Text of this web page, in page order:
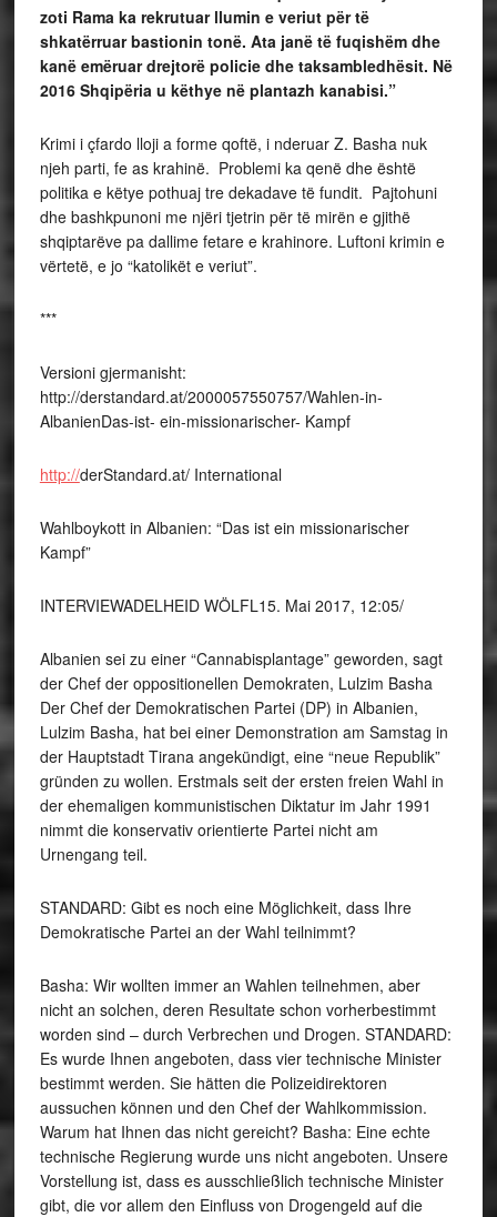
zoti Rama ka rekrutuar llumin e veriut për të
shkatërruar bastionin tonë. Ata janë të fuqishëm dhe
kanë emëruar drejtorë policie dhe taksambledhësit. Në
2016 Shqipëria u këthye në plantazh kanabisi.”
Krimi i çfardo lloji a forme qoftë, i nderuar Z. Basha nuk
njeh parti, fe as krahinë. Problemi ka qenë dhe është
politika e këtye pothuaj tre dekadave të fundit. Pajtohuni
dhe bashkpunoni me njëri tjetrin për të mirën e gjithë
shqiptarëve pa dallime fetare e krahinore. Luftoni krimin e
vërtetë, e jo “katolikët e veriut”.
***
Versioni gjermanisht:
http://derstandard.at/2000057550757/Wahlen-in-
AlbanienDas-ist- ein-missionarischer- Kampf
http://derStandard.at/ International
Wahlboykott in Albanien: “Das ist ein missionarischer
Kampf”
INTERVIEWADELHEID WÖLFL15. Mai 2017, 12:05/
Albanien sei zu einer “Cannabisplantage” geworden, sagt
der Chef der oppositionellen Demokraten, Lulzim Basha
Der Chef der Demokratischen Partei (DP) in Albanien,
Lulzim Basha, hat bei einer Demonstration am Samstag in
der Hauptstadt Tirana angekündigt, eine “neue Republik”
gründen zu wollen. Erstmals seit der ersten freien Wahl in
der ehemaligen kommunistischen Diktatur im Jahr 1991
nimmt die konservativ orientierte Partei nicht am
Urnengang teil.
STANDARD: Gibt es noch eine Möglichkeit, dass Ihre
Demokratische Partei an der Wahl teilnimmt?
Basha: Wir wollten immer an Wahlen teilnehmen, aber
nicht an solchen, deren Resultate schon vorherbestimmt
worden sind – durch Verbrechen und Drogen. STANDARD:
Es wurde Ihnen angeboten, dass vier technische Minister
bestimmt werden. Sie hätten die Polizeidirektoren
aussuchen können und den Chef der Wahlkommission.
Warum hat Ihnen das nicht gereicht? Basha: Eine echte
technische Regierung wurde uns nicht angeboten. Unsere
Vorstellung ist, dass es ausschließlich technische Minister
gibt, die vor allem den Einfluss von Drogengeld auf die